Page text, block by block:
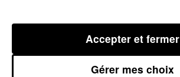
Podcast infos du Comminges
Gérer mes choix
Accepter et fermer